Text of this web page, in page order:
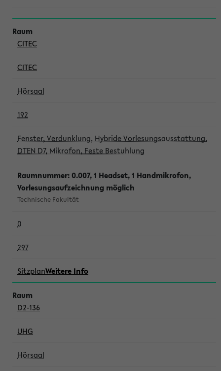
CITEC
CITEC
Hörsaal
192
Fenster, Verdunklung, Hybride Vorlesungsausstattung,
DTEN D7, Mikrofon, Feste Bestuhlung
Raumnummer: 0.007, 1 Headset, 1 Handmikrofon,
Vorlesungsaufzeichnung möglich
Technische Fakultät
0
297
SitzplanWeitere Info
D2-136
UHG
Hörsaal